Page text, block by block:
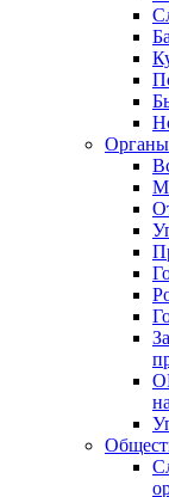
Органы